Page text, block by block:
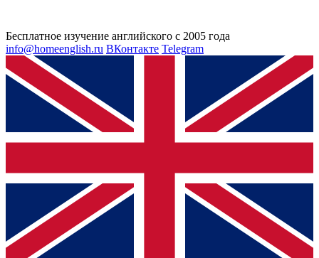
Бесплатное изучение английского с 2005 года
info@homeenglish.ru ВКонтакте Telegram